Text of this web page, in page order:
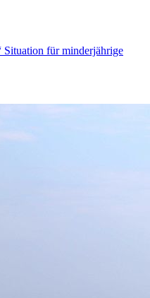
Situation für minderjährige